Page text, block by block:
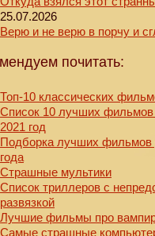
25.07.2026
Верю и не верю в порчу и
почитать:
Топ-10 классических
Список 10 лучших фильмов
2021 год
Подборка лучших фильмов
года
Страшные мультики
Список триллеров с
развязкой
Лучшие фильмы про
Самые страшные